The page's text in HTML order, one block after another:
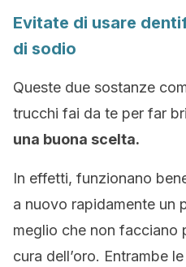
Evitate di usare
di sodio
Queste due sostanze
trucchi fai da te per far
una buona scelta.
In effetti, funzionano
a nuovo rapidamente un
meglio che non facciano
cura dell’oro. Entrambe